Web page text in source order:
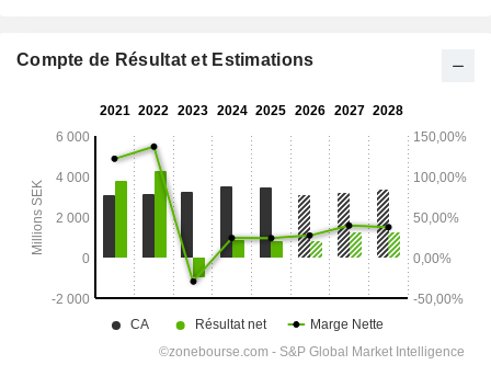
Compte de Résultat et Estimations